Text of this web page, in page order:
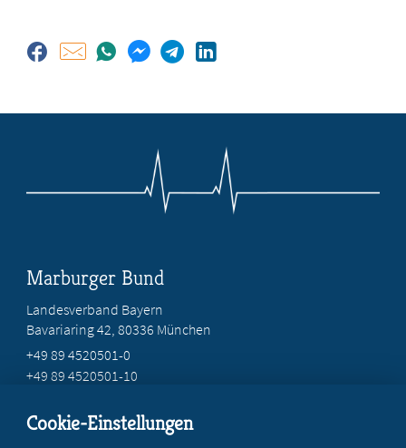
Marburger Bund
Landesverband Bayern
Bavariaring 42, 80336 München
+49 89 4520501-0
+49 89 4520501-10
Cookie-Einstellungen